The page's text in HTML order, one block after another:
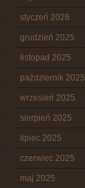
styczeń 2026
grudzień 2025
listopad 2025
październik 2025
wrzesień 2025
sierpień 2025
lipiec 2025
czerwiec 2025
maj 2025